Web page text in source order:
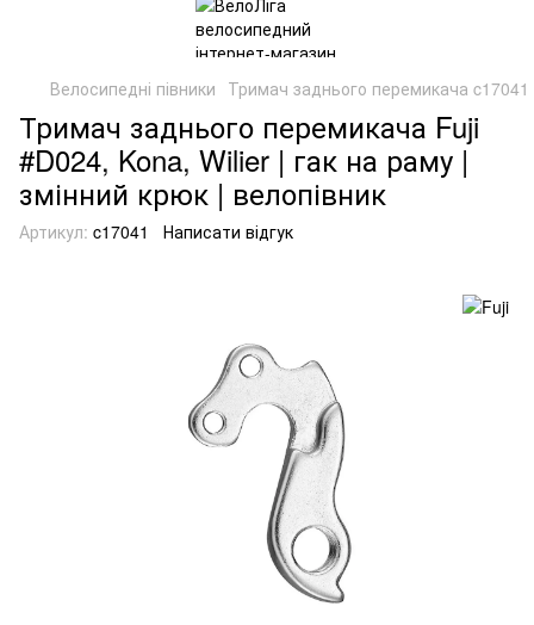
Велосипедні півники Тримач заднього перемикача c17041
Тримач заднього перемикача Fuji
#D024, Kona, Wilier | гак на раму |
змінний крюк | велопівник
Артикул: c17041 Написати відгук